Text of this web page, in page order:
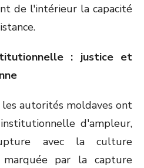
de l'intérieur la capacité
: justice et
les autorités moldaves ont
d'ampleur,
avec la culture
par la capture